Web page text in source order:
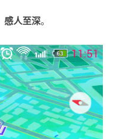
感人至深。